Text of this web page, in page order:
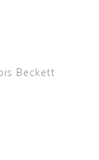
Beckett